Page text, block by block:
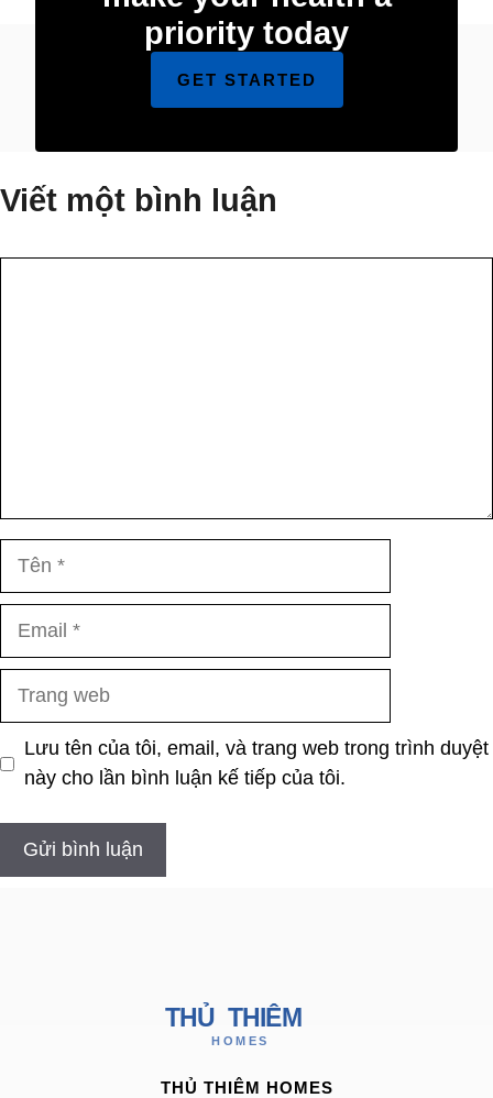
priority today
GET STARTED
Viết một bình luận
Lưu tên của tôi, email, và trang web trong trình duyệt
này cho lần bình luận kế tiếp của tôi.
THỦ THIÊM HOMES